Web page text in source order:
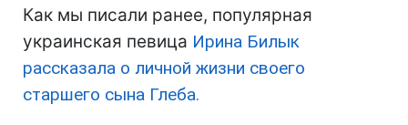
Как мы писали ранее, популярная
украинская певица Ирина Билык
рассказала о личной жизни своего
старшего сына Глеба.